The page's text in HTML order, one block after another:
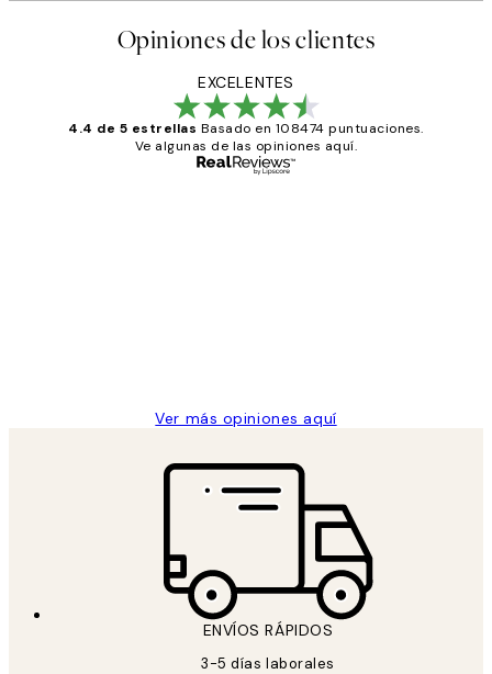
Opiniones de los clientes
EXCELENTES
4.4 de 5 estrellas Basado en 108474 puntuaciones.
Ve algunas de las opiniones aquí.
Ver más opiniones aquí
ENVÍOS RÁPIDOS
3-5 días laborales